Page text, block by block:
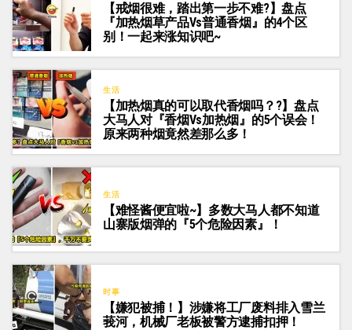
【戒烟很难，踏出第一步不难?】盘点
『加热烟草产品vs普通香烟』的4个区
别！一起来涨知识吧~
生活
【加热烟真的可以取代香烟吗？?】盘点
大马人对『香烟vs加热烟』的5个误会！
原来两种烟竟然差那么多！
生活
【难怪酱便宜啦~】多数大马人都不知道
山寨版烟弹的『5个危险因素』！
时事
【嫌犯被捕！】涉嫌将工厂废料排入雪兰
莪河，机械厂老板被警方逮捕扣押！